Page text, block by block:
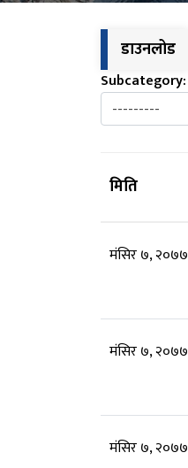
डाउनलोड
Subcategory:
---------
मिति
मंसिर ७, २०७७
मंसिर ७, २०७७
मंसिर ७, २०७७